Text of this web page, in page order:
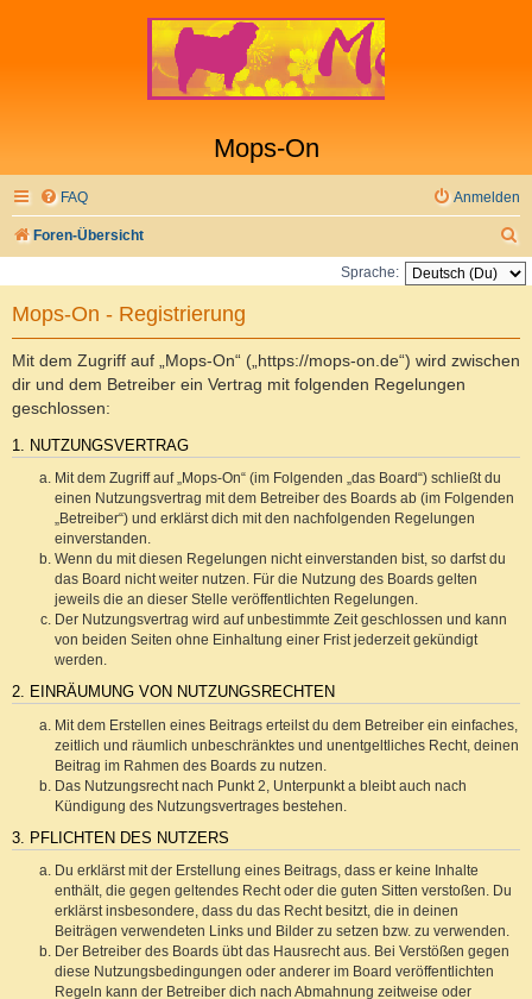
Mops-On
FAQ Anmelden
Foren-Übersicht
u
Sprache:
Mops-On - Registrierung
Mit dem Zugriff auf „Mops-On“ („https://mops-on.de“) wird zwischen
dir und dem Betreiber ein Vertrag mit folgenden Regelungen
geschlossen:
1. NUTZUNGSVERTRAG
Mit dem Zugriff auf „Mops-On“ (im Folgenden „das Board“) schließt du
einen Nutzungsvertrag mit dem Betreiber des Boards ab (im Folgenden
„Betreiber“) und erklärst dich mit den nachfolgenden Regelungen
einverstanden.
Wenn du mit diesen Regelungen nicht einverstanden bist, so darfst du
das Board nicht weiter nutzen. Für die Nutzung des Boards gelten
jeweils die an dieser Stelle veröffentlichten Regelungen.
Der Nutzungsvertrag wird auf unbestimmte Zeit geschlossen und kann
von beiden Seiten ohne Einhaltung einer Frist jederzeit gekündigt
werden.
2. EINRÄUMUNG VON NUTZUNGSRECHTEN
Mit dem Erstellen eines Beitrags erteilst du dem Betreiber ein einfaches,
zeitlich und räumlich unbeschränktes und unentgeltliches Recht, deinen
Beitrag im Rahmen des Boards zu nutzen.
Das Nutzungsrecht nach Punkt 2, Unterpunkt a bleibt auch nach
Kündigung des Nutzungsvertrages bestehen.
3. PFLICHTEN DES NUTZERS
Du erklärst mit der Erstellung eines Beitrags, dass er keine Inhalte
enthält, die gegen geltendes Recht oder die guten Sitten verstoßen. Du
erklärst insbesondere, dass du das Recht besitzt, die in deinen
Beiträgen verwendeten Links und Bilder zu setzen bzw. zu verwenden.
Der Betreiber des Boards übt das Hausrecht aus. Bei Verstößen gegen
diese Nutzungsbedingungen oder anderer im Board veröffentlichten
Regeln kann der Betreiber dich nach Abmahnung zeitweise oder